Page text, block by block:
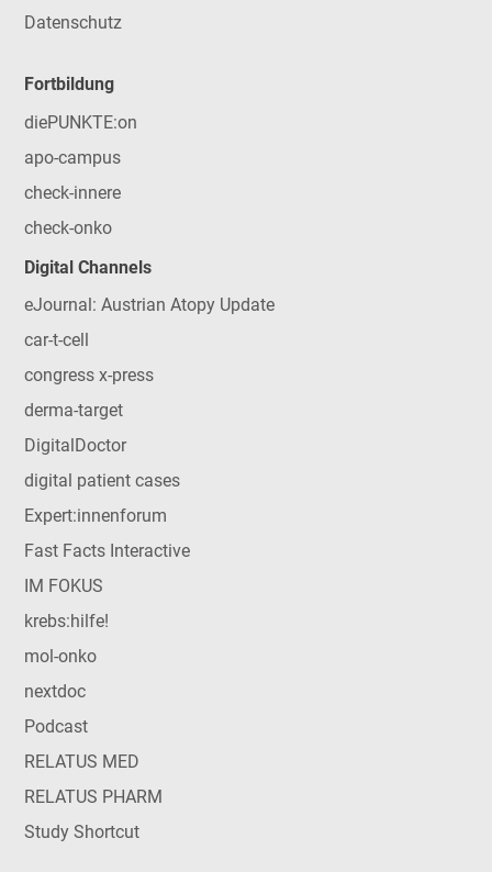
Datenschutz
Fortbildung
diePUNKTE:on
apo-campus
check-innere
check-onko
Digital Channels
eJournal: Austrian Atopy Update
car-t-cell
congress x-press
derma-target
DigitalDoctor
digital patient cases
Expert:innenforum
Fast Facts Interactive
IM FOKUS
krebs:hilfe!
mol-onko
nextdoc
Podcast
RELATUS MED
RELATUS PHARM
Study Shortcut